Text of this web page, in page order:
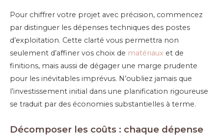
Pour chiffrer votre projet avec précision, commencez
par distinguer les dépenses techniques des postes
d’exploitation. Cette clarté vous permettra non
seulement d’affiner vos choix de matériaux et de
finitions, mais aussi de dégager une marge prudente
pour les inévitables imprévus. N’oubliez jamais que
l’investissement initial dans une planification rigoureuse
se traduit par des économies substantielles à terme.
Décomposer les coûts : chaque dépense